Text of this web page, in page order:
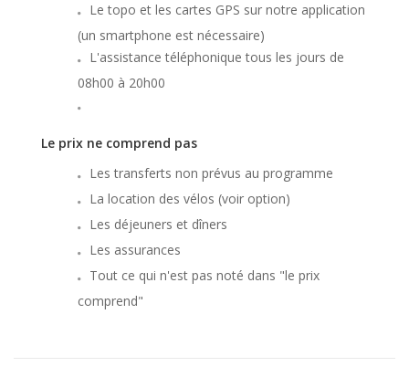
Le topo et les cartes GPS sur notre application
(un smartphone est nécessaire)
L'assistance téléphonique tous les jours de
08h00 à 20h00
Le prix ne comprend pas
Les transferts non prévus au programme
La location des vélos (voir option)
Les déjeuners et dîners
Les assurances
Tout ce qui n'est pas noté dans "le prix
comprend"